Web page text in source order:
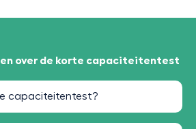
over de korte capaciteitentest
capaciteitentest?